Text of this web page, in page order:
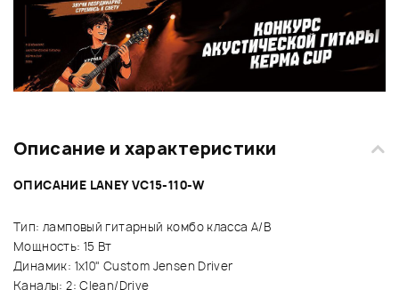
Описание и характеристики
ОПИСАНИЕ LANEY VC15-110-W
Тип: ламповый гитарный комбо класса A/B
Мощность: 15 Вт
Динамик: 1х10" Custom Jensen Driver
Каналы: 2: Clean/Drive